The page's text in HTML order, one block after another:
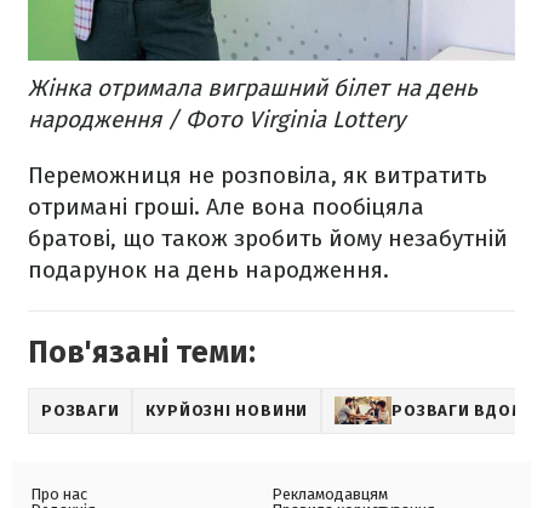
Жінка отримала виграшний білет на день
народження / Фото Virginia Lottery
Переможниця не розповіла, як витратить
отримані гроші. Але вона пообіцяла
братові, що також зробить йому незабутній
подарунок на день народження.
Пов'язані теми:
РОЗВАГИ КУРЙОЗНІ НОВИНИ РОЗВАГИ ВДОМА
Про нас
Рекламодавцям